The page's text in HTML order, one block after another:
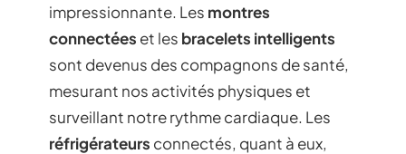
impressionnante. Les montres
connectées et les bracelets intelligents
sont devenus des compagnons de santé,
mesurant nos activités physiques et
surveillant notre rythme cardiaque. Les
réfrigérateurs connectés, quant à eux,